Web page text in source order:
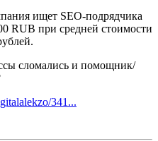
ищет SEO-подрядчика
RUB при средней стоимости
сломались и помощник/
341...